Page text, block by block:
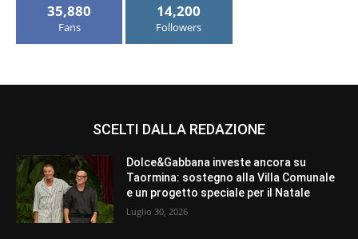
35,880
Fans
14,200
Followers
SCELTI DALLA REDAZIONE
Dolce&Gabbana investe ancora su
Taormina: sostegno alla Villa Comunale
e un progetto speciale per il Natale
Luglio 30, 2026